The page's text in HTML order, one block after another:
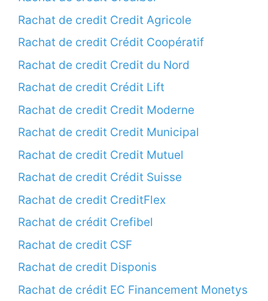
Rachat de credit Credit Agricole
Rachat de credit Crédit Coopératif
Rachat de credit Credit du Nord
Rachat de credit Crédit Lift
Rachat de credit Credit Moderne
Rachat de credit Credit Municipal
Rachat de credit Credit Mutuel
Rachat de credit Crédit Suisse
Rachat de credit CreditFlex
Rachat de crédit Crefibel
Rachat de credit CSF
Rachat de credit Disponis
Rachat de crédit EC Financement Monetys